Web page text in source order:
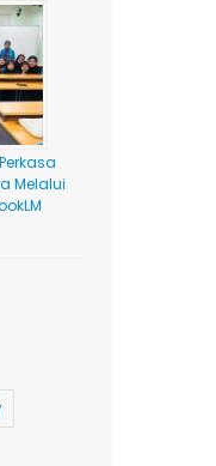
Melalui